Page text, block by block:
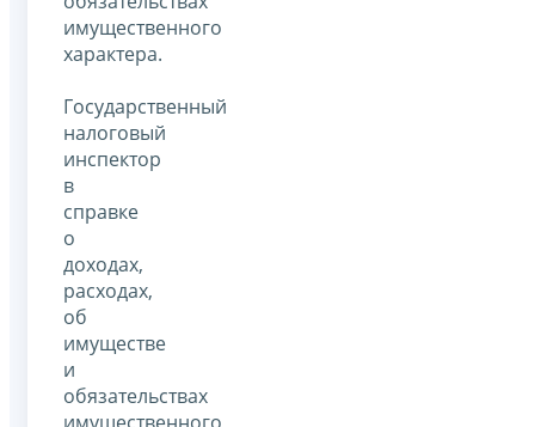
имущественного
характера.
Государственный
налоговый
инспектор
в
справке
о
доходах,
расходах,
об
имуществе
и
обязательствах